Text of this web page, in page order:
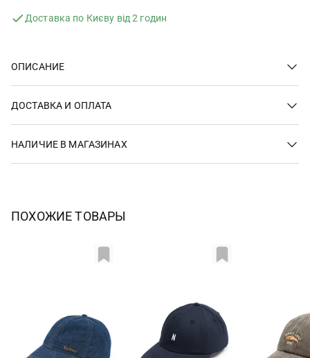
Доставка по Києву від 2 годин
ОПИСАНИЕ
ДОСТАВКА И ОПЛАТА
НАЛИЧИЕ В МАГАЗИНАХ
ПОХОЖИЕ ТОВАРЫ